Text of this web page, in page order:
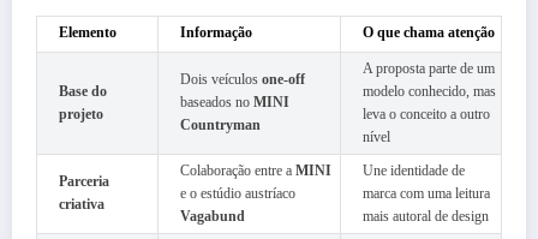
Elemento Informação O que chama atenção
Base do
projeto
Dois veículos one-off
baseados no MINI
Countryman
A proposta parte de um
modelo conhecido, mas
leva o conceito a outro
nível
Parceria
criativa
Colaboração entre a MINI
e o estúdio austríaco
Vagabund
Une identidade de
marca com uma leitura
mais autoral de design